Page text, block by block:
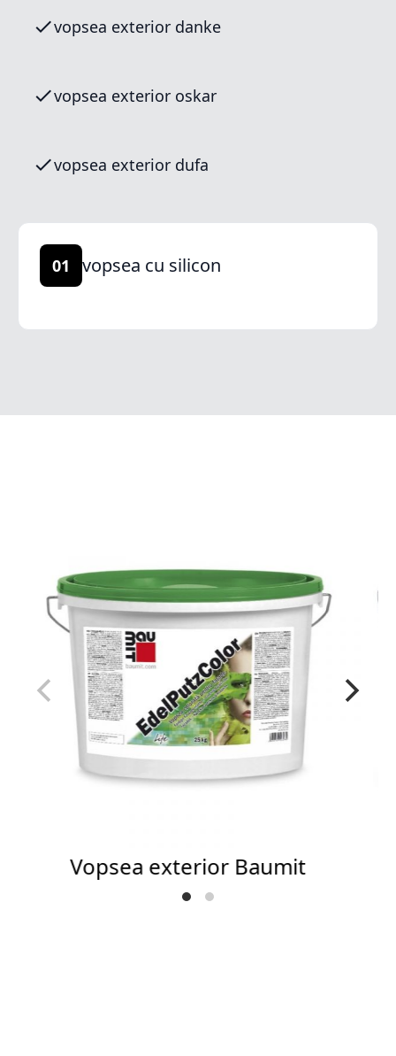
vopsea exterior danke
vopsea exterior oskar
vopsea exterior dufa
01 vopsea cu silicon
Vopsea exterior Baumit